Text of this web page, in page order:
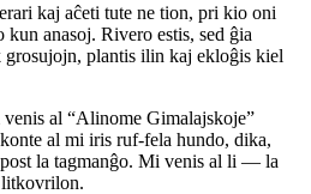
kaj aĉeti tute ne tion, pri kio oni
anasoj. Rivero estis, sed ĝia
plantis ilin kaj ekloĝis kiel
al “Alinome Gimalajskoje”
al mi iris ruf-fela hundo, dika,
la tagmanĝo. Mi venis al li — la